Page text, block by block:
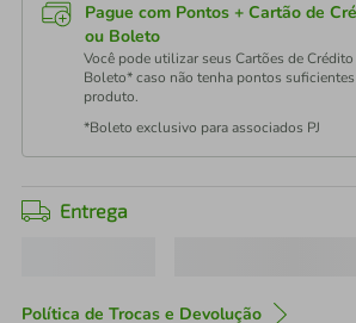
Pague com Pontos + Cartão de
ou Boleto
Você pode utilizar seus Cartões de
Boleto* caso não tenha pontos
produto.
*Boleto exclusivo para associados PJ
Entrega
Política de Trocas e Devolução